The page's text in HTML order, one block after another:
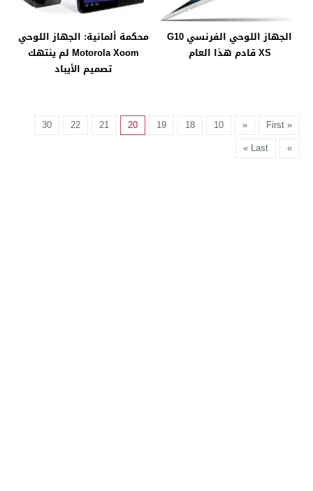
الجهاز اللوحي الفرنسي G10
XS قادم هذا العام
محكمة ألمانية: الجهاز اللوحي
Motorola Xoom لم ينتهك
تصميم الأيباد
« First
«
10
18
19
20
21
22
30
»
Last »